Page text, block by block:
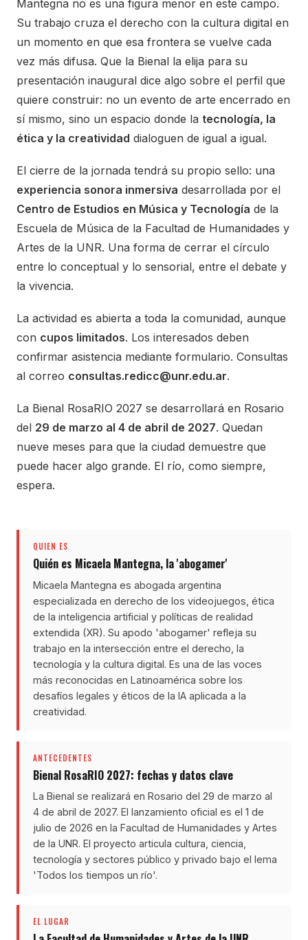
Mantegna no es una figura menor en este campo.
Su trabajo cruza el derecho con la cultura digital en
un momento en que esa frontera se vuelve cada
vez más difusa. Que la Bienal la elija para su
presentación inaugural dice algo sobre el perfil que
quiere construir: no un evento de arte encerrado en
sí mismo, sino un espacio donde la tecnología, la
ética y la creatividad dialoguen de igual a igual.
El cierre de la jornada tendrá su propio sello: una
experiencia sonora inmersiva desarrollada por el
Centro de Estudios en Música y Tecnología de la
Escuela de Música de la Facultad de Humanidades y
Artes de la UNR. Una forma de cerrar el círculo
entre lo conceptual y lo sensorial, entre el debate y
la vivencia.
La actividad es abierta a toda la comunidad, aunque
con cupos limitados. Los interesados deben
confirmar asistencia mediante formulario. Consultas
al correo consultas.redicc@unr.edu.ar.
La Bienal RosaRIO 2027 se desarrollará en Rosario
del 29 de marzo al 4 de abril de 2027. Quedan
nueve meses para que la ciudad demuestre que
puede hacer algo grande. El río, como siempre,
espera.
QUIEN ES
Quién es Micaela Mantegna, la 'abogamer'
Micaela Mantegna es abogada argentina
especializada en derecho de los videojuegos, ética
de la inteligencia artificial y políticas de realidad
extendida (XR). Su apodo 'abogamer' refleja su
trabajo en la intersección entre el derecho, la
tecnología y la cultura digital. Es una de las voces
más reconocidas en Latinoamérica sobre los
desafíos legales y éticos de la IA aplicada a la
creatividad.
ANTECEDENTES
Bienal RosaRIO 2027: fechas y datos clave
La Bienal se realizará en Rosario del 29 de marzo al
4 de abril de 2027. El lanzamiento oficial es el 1 de
julio de 2026 en la Facultad de Humanidades y Artes
de la UNR. El proyecto articula cultura, ciencia,
tecnología y sectores público y privado bajo el lema
'Todos los tiempos un río'.
EL LUGAR